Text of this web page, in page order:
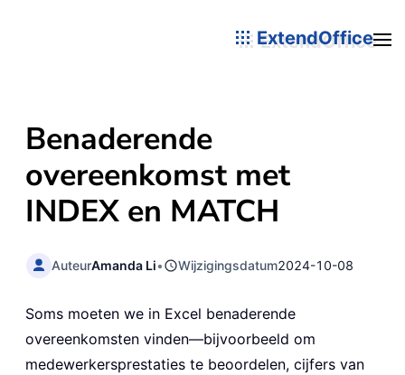
ExtendOffice
Benaderende
overeenkomst met
INDEX en MATCH
AuteurAmanda Li• Wijzigingsdatum2024-10-08
Soms moeten we in Excel benaderende
overeenkomsten vinden—bijvoorbeeld om
medewerkersprestaties te beoordelen, cijfers van